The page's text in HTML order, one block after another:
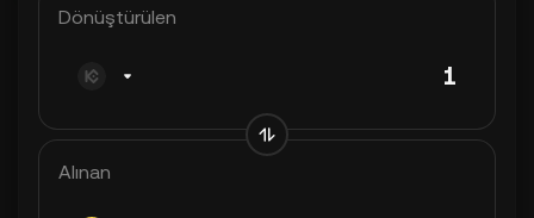
Dönüştürülen
Alınan